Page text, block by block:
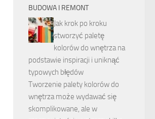
BUDOWA I REMONT
Jak krok po kroku
stworzyć paletę
kolorów do wnętrza na
podstawie inspiracji i uniknąć
typowych błędów
Tworzenie palety kolorów do
wnętrza może wydawać się
skomplikowane, ale w